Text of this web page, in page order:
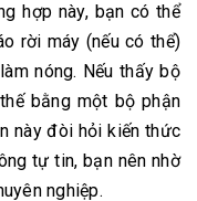
hợp này, bạn có thể
rời máy (nếu có thể)
nóng. Nếu thấy bộ
bằng một bộ phận
này đòi hỏi kiến thức
tự tin, bạn nên nhờ
nghiệp.